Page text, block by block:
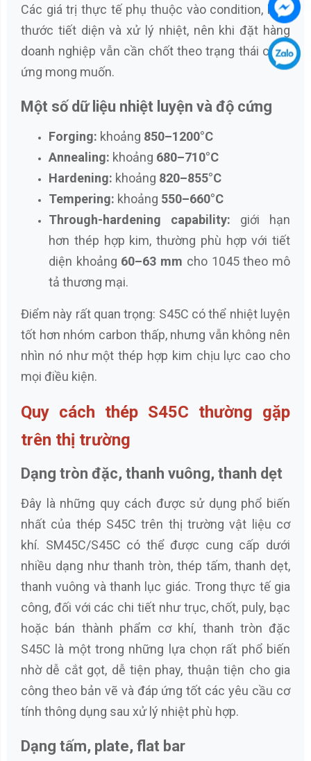
Các giá trị thực tế phụ thuộc vào condition, kích
thước tiết diện và xử lý nhiệt, nên khi đặt hàng
doanh nghiệp vẫn cần chốt theo trạng thái cung
ứng mong muốn.
Một số dữ liệu nhiệt luyện và độ cứng
Forging: khoảng 850–1200°C
Annealing: khoảng 680–710°C
Hardening: khoảng 820–855°C
Tempering: khoảng 550–660°C
Through-hardening capability: giới hạn
hơn thép hợp kim, thường phù hợp với tiết
diện khoảng 60–63 mm cho 1045 theo mô
tả thương mại.
Điểm này rất quan trọng: S45C có thể nhiệt luyện
tốt hơn nhóm carbon thấp, nhưng vẫn không nên
nhìn nó như một thép hợp kim chịu lực cao cho
mọi điều kiện.
Quy cách thép S45C thường gặp
trên thị trường
Dạng tròn đặc, thanh vuông, thanh dẹt
Đây là những quy cách được sử dụng phổ biến
nhất của thép S45C trên thị trường vật liệu cơ
khí. SM45C/S45C có thể được cung cấp dưới
nhiều dạng như thanh tròn, thép tấm, thanh dẹt,
thanh vuông và thanh lục giác. Trong thực tế gia
công, đối với các chi tiết như trục, chốt, puly, bạc
hoặc bán thành phẩm cơ khí, thanh tròn đặc
S45C là một trong những lựa chọn rất phổ biến
nhờ dễ cắt gọt, dễ tiện phay, thuận tiện cho gia
công theo bản vẽ và đáp ứng tốt các yêu cầu cơ
tính thông dụng sau xử lý nhiệt phù hợp.
Dạng tấm, plate, flat bar